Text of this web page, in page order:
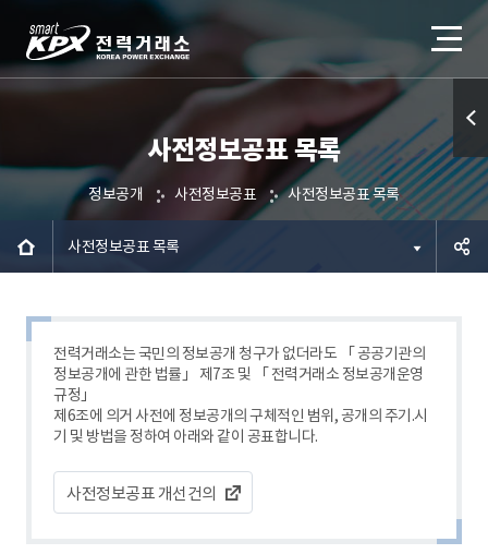
사전정보공표 목록
정보공개 사전정보공표 사전정보공표 목록
사전정보공표 목록
전력거래소는 국민의 정보공개 청구가 없더라도 「 공공기관의
정보공개에 관한 법률」 제7조 및 「 전력거래소 정보공개운영
규정」
제6조에 의거 사전에 정보공개의 구체적인 범위, 공개의 주기.시
기 및 방법을 정하여 아래와 같이 공표합니다.
사전정보공표 개선건의
퀵메
뉴 열
기